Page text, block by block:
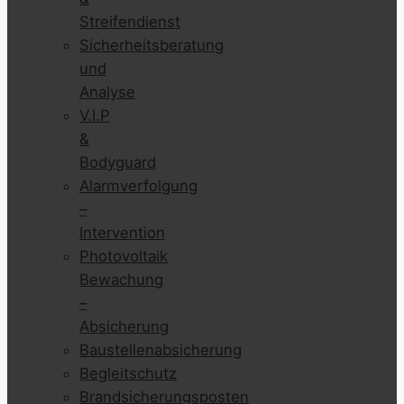
Streifendienst
Sicherheitsberatung
und
Analyse
V.I.P
&
Bodyguard
Alarmverfolgung
–
Intervention
Photovoltaik
Bewachung
–
Absicherung
Baustellenabsicherung
Begleitschutz
Brandsicherungsposten